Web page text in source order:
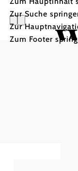
Zur Suche
Zur
Zum Footer